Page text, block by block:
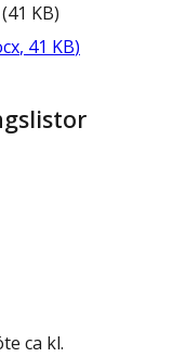
(41 KB)
, 41 KB)
ca kl.